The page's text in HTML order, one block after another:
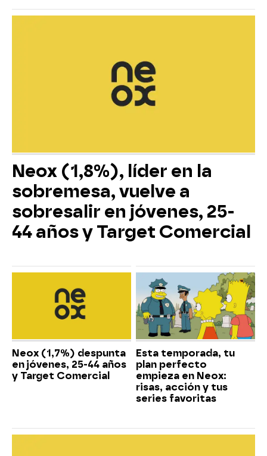
Neox (1,8%), líder en la
sobremesa, vuelve a
sobresalir en jóvenes, 25-
44 años y Target Comercial
Neox (1,7%) despunta
en jóvenes, 25-44 años
y Target Comercial
Esta temporada, tu
plan perfecto
empieza en Neox:
risas, acción y tus
series favoritas